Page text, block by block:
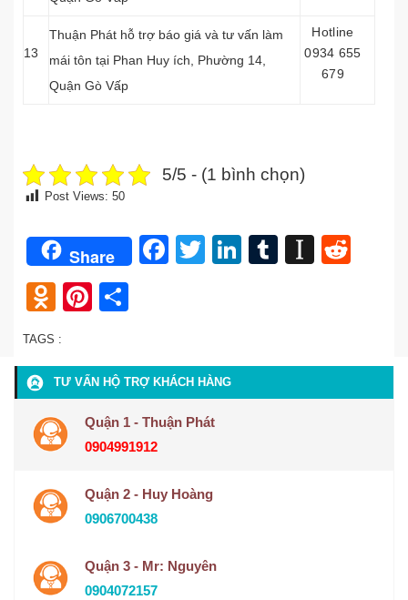
13
Thuận Phát hỗ trợ báo giá và tư vấn làm
mái tôn tại Phan Huy ích, Phường 14,
Quận Gò Vấp
Hotline
0934 655
679
5/5 - (1 bình chọn)
Post Views: 50
Share Facebook
TwitterLinkedIn
Tumblr
Odnoklassniki
Pinterest
TAGS :
TƯ VẤN HỘ TRỢ KHÁCH HÀNG
Quận 1 - Thuận Phát
0904991912
Quận 2 - Huy Hoàng
0906700438
Quận 3 - Mr: Nguyên
0904072157